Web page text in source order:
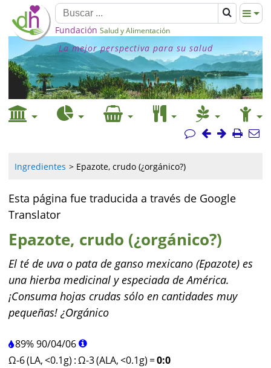
Fundación Salud y Alimentación
La mejor perspectiva para su salud
Ingredientes Epazote, crudo (¿orgánico?)
Esta página fue traducida a través de Google
Translator
Epazote, crudo (¿orgánico?)
El té de uva o pata de ganso mexicano (Epazote) es
una hierba medicinal y especiada de América.
¡Consuma hojas crudas sólo en cantidades muy
pequeñas! ¿Orgánico
89%90/04/06
Ω-6 (LA, <0.1g) :Ω-3 (ALA, <0.1g) =0:0